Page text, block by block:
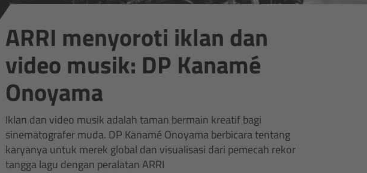
ARRI menyoroti iklan dan
video musik: DP Kanamé
Onoyama
Iklan dan video musik adalah taman bermain kreatif bagi
sinematografer muda. DP Kanamé Onoyama berbicara tentang
karyanya untuk merek global dan visualisasi dari pemecah rekor
tangga lagu dengan peralatan ARRI